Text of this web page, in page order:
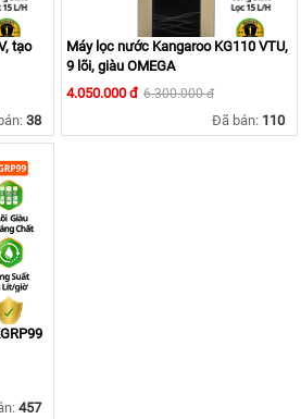
tạo
38
Máy lọc nước Kangaroo KG110 VTU,
9 lõi, giàu OMEGA
4.050.000 đ 6.300.000 đ
Đã bán: 110
457